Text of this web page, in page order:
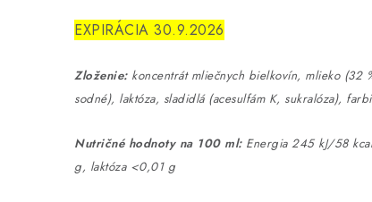
EXPIRÁCIA 30.9.2026
Zloženie:koncentrát mliečnych bielkovín, mlieko (32
sodné), laktóza, sladidlá (acesulfám K, sukralóza),
Nutričné ​​hodnoty na 100 ml:Energia 245 kJ/58
g, laktóza <0,01 g